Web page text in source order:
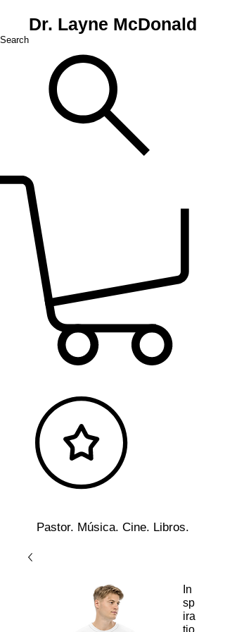
Dr. Layne McDonald
Search
Pastor. Música. Cine. Libros.
In
sp
ira
tio